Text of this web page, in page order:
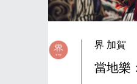
界 加賀
當地樂